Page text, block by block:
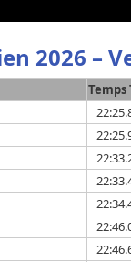
2026 –
Temps